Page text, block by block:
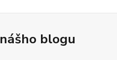
blogu